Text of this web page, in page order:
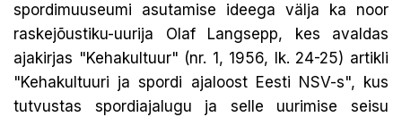
spordimuuseumi asutamise ideega välja ka noor
raskejõustiku-uurija Olaf Langsepp, kes avaldas
ajakirjas "Kehakultuur" (nr. 1, 1956, lk. 24-25) artikli
"Kehakultuuri ja spordi ajaloost Eesti NSV-s", kus
tutvustas spordiajalugu ja selle uurimise seisu